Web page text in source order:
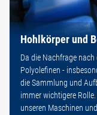
Hohlkörper und
Da die Nachfrage
Polyolefinen -
die Sammlung und
immer wichtigere
unseren Maschinen